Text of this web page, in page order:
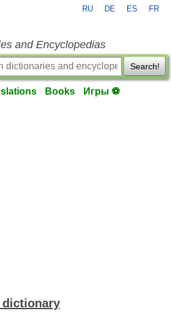
RU DE ES FR
and Encyclopedias
Search!
Books Игры ⚽
dictionary